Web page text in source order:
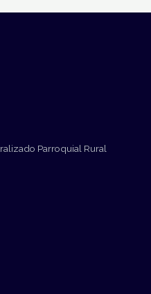
Parroquial Rural